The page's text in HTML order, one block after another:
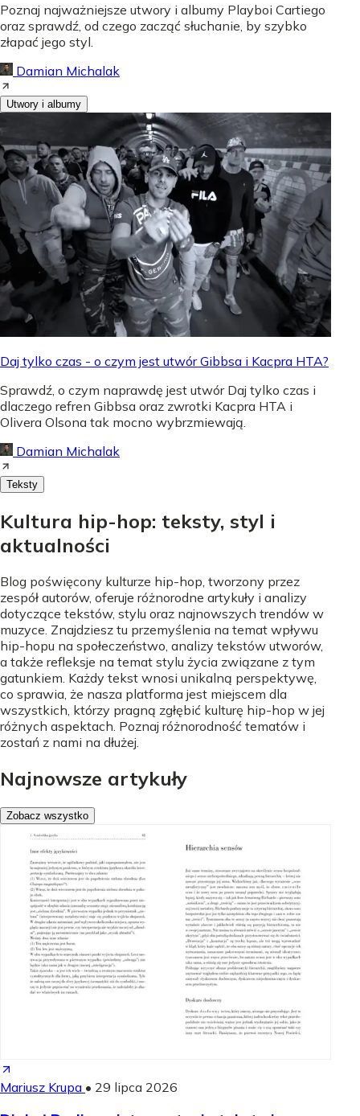
Poznaj najważniejsze utwory i albumy Playboi Cartiego
oraz sprawdź, od czego zacząć słuchanie, by szybko
złapać jego styl.
Damian Michalak
Utwory i albumy
Daj tylko czas - o czym jest utwór Gibbsa i Kacpra HTA?
Sprawdź, o czym naprawdę jest utwór Daj tylko czas i
dlaczego refren Gibbsa oraz zwrotki Kacpra HTA i
Olivera Olsona tak mocno wybrzmiewają.
Damian Michalak
Teksty
Kultura hip-hop: teksty, styl i
aktualności
Blog poświęcony kulturze hip-hop, tworzony przez
zespół autorów, oferuje różnorodne artykuły i analizy
dotyczące tekstów, stylu oraz najnowszych trendów w
muzyce. Znajdziesz tu przemyślenia na temat wpływu
hip-hopu na społeczeństwo, analizy tekstów utworów,
a także refleksje na temat stylu życia związane z tym
gatunkiem. Każdy tekst wnosi unikalną perspektywę,
co sprawia, że nasza platforma jest miejscem dla
wszystkich, którzy pragną zgłębić kulturę hip-hop w jej
różnych aspektach. Poznaj różnorodność tematów i
zostań z nami na dłużej.
Najnowsze artykuły
Zobacz wszystko
Mariusz Krupa • 29 lipca 2026